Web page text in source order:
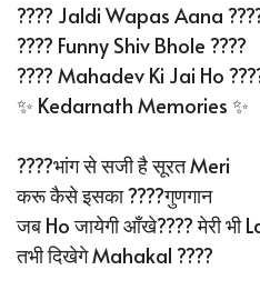
???? Jaldi Wapas Aana
???? Funny Shiv Bhole ????
???? Mahadev Ki Jai Ho
✨ Kedarnath Memories ✨
????भांग से सजी है सूरत Meri
करू कैसे इसका ????गुणगान
जब Ho जायेगी आँखे????️ मेरी भी
तभी दिखेगे Mahakal ????